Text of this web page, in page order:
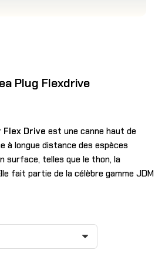
Plug Flexdrive
Flex Drive est une canne haut de
à longue distance des espèces
surface, telles que le thon, la
fait partie de la célèbre gamme JDM